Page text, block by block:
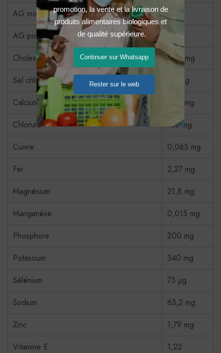
AG mono-insaturés
2,64
AG polyinsaturés
2,06
Cholestérol
75,9 mg
Sel chlorure de sodium
0,16 g
Calcium
13,5 mg
Chlorure
185 mg
Cuivre
0,063 mg
Fer
2,27 mg
Magnésium
21,8 mg
Manganèse
0,015 mg
Phosphore
200 mg
Potassium
340 mg
Sélénium
73 µg
Sodium
63,2 mg
Zinc
1,79 mg
Vitamine E
1,22
promotion, la vente et la livraison de
produits alimentaires biologiques et
de qualité supérieure.
Continuer sur Whatsapp
Rester sur le web